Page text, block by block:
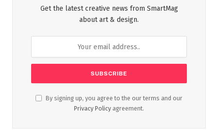
Get the latest creative news from SmartMag
about art & design.
By signing up, you agree to the our terms and our
Privacy Policy agreement.